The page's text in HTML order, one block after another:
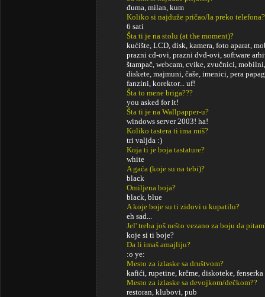
đuma, milan, kum
Koliko si najduže pričao/la preko telefona?
6 sati
Šta ti je na stolu (at the moment)?
kućište, LCD, disk, kamera, foto aparat,
prazni cd-ovi, prazni dvd-ovi, software
štampač, webcam, cvike, zvučnici,
diskete, majmuni, čaše, imenici, pera
fanzini, korektor... uf!
Šta to mene briga???
you asked for it!
Šta ti je na Wallpapper-u?
windows server 2003! ha!
Koliko tastera ti ima miš?
tri valjda :)
Koja ti je boja tastature?
white
A gaća (koje su na tebi)?
black
Omiljena boja?
black, blue
A koje boje su ti zidovi u kupatilu?
eh sad...
Jel' treba još nešto vezano za boju da
koje si ti boje?
Da li imaš amajliju?
:o ye:
Mesto za izlaske sa društvom?
kafići, rupetine, krčme, diskoteke, fenserka
Mesto za izlaske sa devojkom/dečkom??
restoran, klubovi, pub